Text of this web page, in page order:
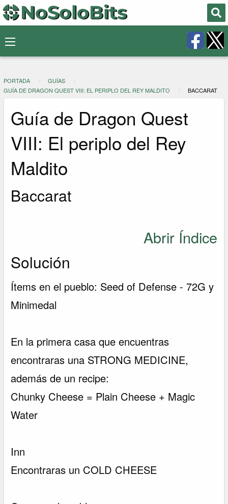
PORTADA
GUÍAS
GUÍA DE DRAGON QUEST VIII: EL PERIPLO DEL REY MALDITO
BACCARAT
Guía de Dragon Quest
VIII: El periplo del Rey
Maldito
Baccarat
Abrir Índice
Solución
Ítems en el pueblo: Seed of Defense - 72G y
Minimedal
En la primera casa que encuentras
encontraras una STRONG MEDICINE,
además de un recipe:
Chunky Cheese = Plain Cheese + Magic
Water
Inn
Encontraras un COLD CHEESE